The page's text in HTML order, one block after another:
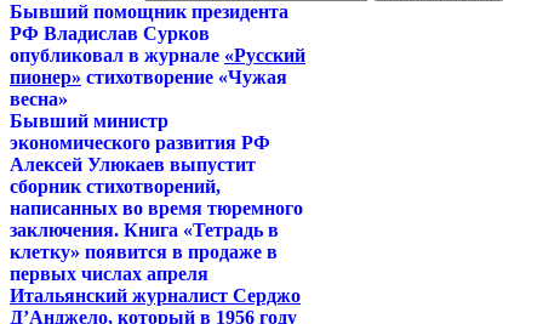
Бывший помощник президента
РФ Владислав Сурков
опубликовал в журнале «Русский
пионер» стихотворение «Чужая
весна»
Бывший министр
экономического развития РФ
Алексей Улюкаев выпустит
сборник стихотворений,
написанных во время тюремного
заключения. Книга «Тетрадь в
клетку» появится в продаже в
первых числах апреля
Итальянский журналист Серджо
Д’Анджело, который в 1956 году